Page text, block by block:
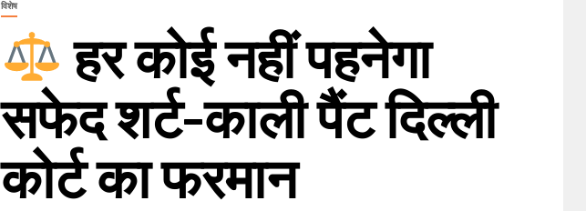
विशेष
हर कोई नहीं पहनेगा
सफेद शर्ट-काली पैंट दिल्ली
कोर्ट का फरमान